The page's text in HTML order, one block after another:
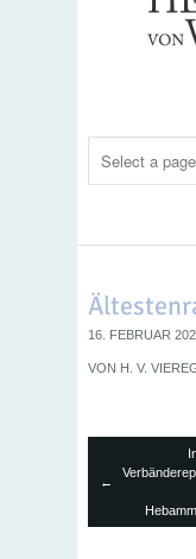
16. FEBRUAR
VON H. V.
←